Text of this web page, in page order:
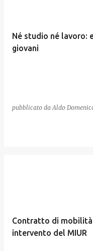
Né studio né lavoro:
giovani
pubblicato da Aldo
Contratto di mobilità
intervento del MIUR